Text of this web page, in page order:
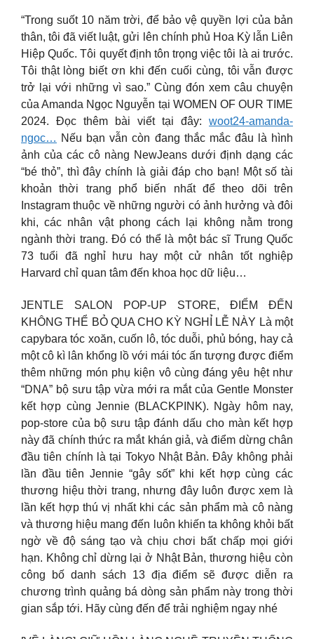
“Trong suốt 10 năm trời, để bảo vệ quyền lợi của bản
thân, tôi đã viết luật, gửi lên chính phủ Hoa Kỳ lẫn Liên
Hiệp Quốc. Tôi quyết định tôn trọng việc tôi là ai trước.
Tôi thật lòng biết ơn khi đến cuối cùng, tôi vẫn được
trở lại với những vì sao.” Cùng đón xem câu chuyện
của Amanda Ngọc Nguyễn tại WOMEN OF OUR TIME
2024. Đọc thêm bài viết tại đây: woot24-amanda-
ngoc… Nếu bạn vẫn còn đang thắc mắc đâu là hình
ảnh của các cô nàng NewJeans dưới định dạng các
“bé thỏ”, thì đây chính là giải đáp cho bạn! Một số tài
khoản thời trang phổ biến nhất để theo dõi trên
Instagram thuộc về những người có ảnh hưởng và đôi
khi, các nhân vật phong cách lại không nằm trong
ngành thời trang. Đó có thể là một bác sĩ Trung Quốc
73 tuổi đã nghỉ hưu hay một cử nhân tốt nghiệp
Harvard chỉ quan tâm đến khoa học dữ liệu…
JENTLE SALON POP-UP STORE, ĐIỂM ĐẾN
KHÔNG THỂ BỎ QUA CHO KỲ NGHỈ LỄ NÀY Là một
capybara tóc xoăn, cuốn lô, tóc duỗi, phủ bóng, hay cả
một cô kì lân khổng lồ với mái tóc ấn tượng được điểm
thêm những món phụ kiện vô cùng đáng yêu hệt như
“DNA” bộ sưu tập vừa mới ra mắt của Gentle Monster
kết hợp cùng Jennie (BLACKPINK). Ngày hôm nay,
pop-store của bộ sưu tập đánh dấu cho màn kết hợp
này đã chính thức ra mắt khán giả, và điểm dừng chân
đầu tiên chính là tại Tokyo Nhật Bản. Đây không phải
lần đầu tiên Jennie “gây sốt” khi kết hợp cùng các
thương hiệu thời trang, nhưng đây luôn được xem là
lần kết hợp thú vị nhất khi các sản phẩm mà cô nàng
và thương hiệu mang đến luôn khiến ta không khỏi bất
ngờ về độ sáng tạo và chịu chơi bất chấp mọi giới
hạn. Không chỉ dừng lại ở Nhật Bản, thương hiệu còn
công bố danh sách 13 địa điểm sẽ được diễn ra
chương trình quảng bá dòng sản phẩm này trong thời
gian sắp tới. Hãy cùng đến để trải nghiệm ngay nhé